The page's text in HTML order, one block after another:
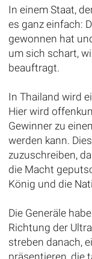
In einem Staat,
es ganz einfach:
gewonnen hat
um sich schart,
beauftragt.
In Thailand wird
Hier wird
Gewinner zu
werden kann.
zuzuschreiben,
die Macht
König und die
Die Generäle
Richtung der
streben danach,